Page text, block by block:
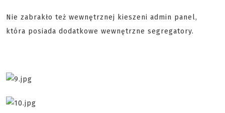
Nie zabrakło też wewnętrznej kieszeni admin panel,
która posiada dodatkowe wewnętrzne segregatory.